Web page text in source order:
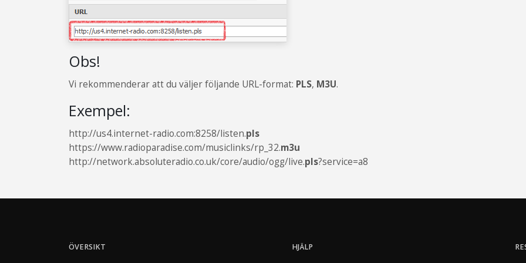
Obs!
Vi rekommenderar att du väljer följande URL-format: PLS, M3U.
Exempel:
http://us4.internet-radio.com:8258/listen.pls
https://www.radioparadise.com/musiclinks/rp_32.m3u
http://network.absoluteradio.co.uk/core/audio/ogg/live.pls?service=a8
ÖVERSIKT
HJÄLP